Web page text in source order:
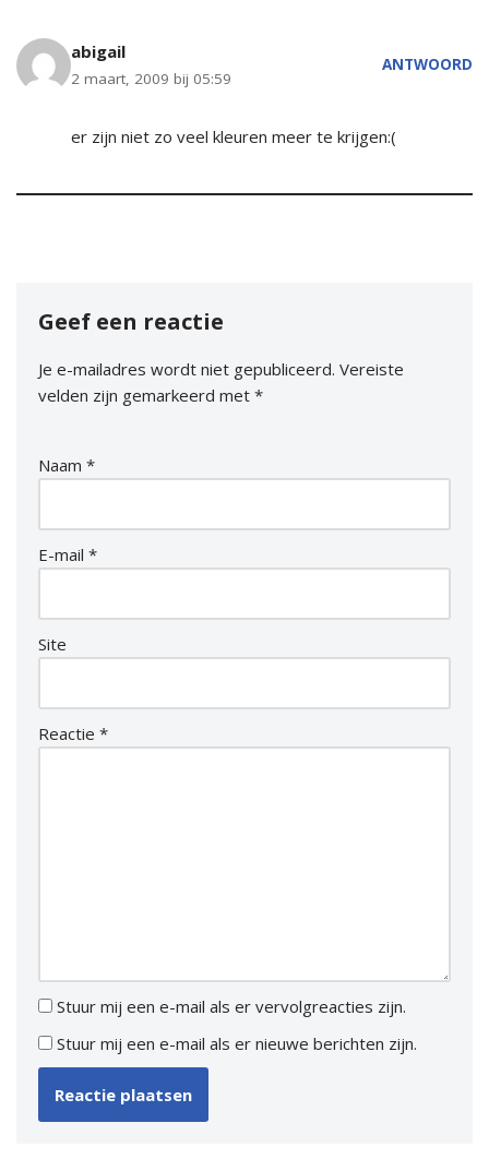
abigail
2 maart, 2009 bij 05:59
ANTWOORD
er zijn niet zo veel kleuren meer te krijgen:(
Geef een reactie
Je e-mailadres wordt niet gepubliceerd. Vereiste
velden zijn gemarkeerd met *
Naam *
E-mail *
Site
Reactie *
Stuur mij een e-mail als er vervolgreacties zijn.
Stuur mij een e-mail als er nieuwe berichten zijn.